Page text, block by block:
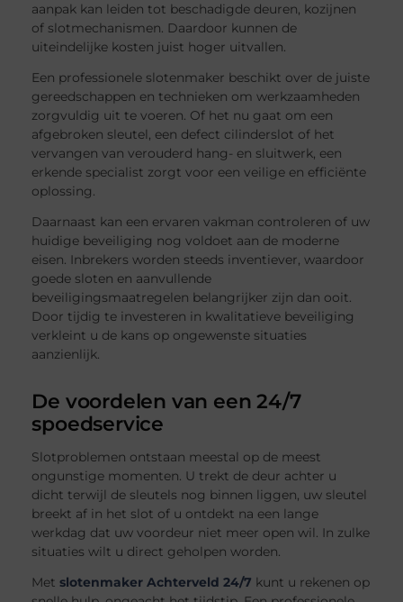
aanpak kan leiden tot beschadigde deuren, kozijnen
of slotmechanismen. Daardoor kunnen de
uiteindelijke kosten juist hoger uitvallen.
Een professionele slotenmaker beschikt over de juiste
gereedschappen en technieken om werkzaamheden
zorgvuldig uit te voeren. Of het nu gaat om een
afgebroken sleutel, een defect cilinderslot of het
vervangen van verouderd hang- en sluitwerk, een
erkende specialist zorgt voor een veilige en efficiënte
oplossing.
Daarnaast kan een ervaren vakman controleren of uw
huidige beveiliging nog voldoet aan de moderne
eisen. Inbrekers worden steeds inventiever, waardoor
goede sloten en aanvullende
beveiligingsmaatregelen belangrijker zijn dan ooit.
Door tijdig te investeren in kwalitatieve beveiliging
verkleint u de kans op ongewenste situaties
aanzienlijk.
De voordelen van een 24/7
spoedservice
Slotproblemen ontstaan meestal op de meest
ongunstige momenten. U trekt de deur achter u
dicht terwijl de sleutels nog binnen liggen, uw sleutel
breekt af in het slot of u ontdekt na een lange
werkdag dat uw voordeur niet meer open wil. In zulke
situaties wilt u direct geholpen worden.
Metslotenmaker Achterveld 24/7 kunt u rekenen op